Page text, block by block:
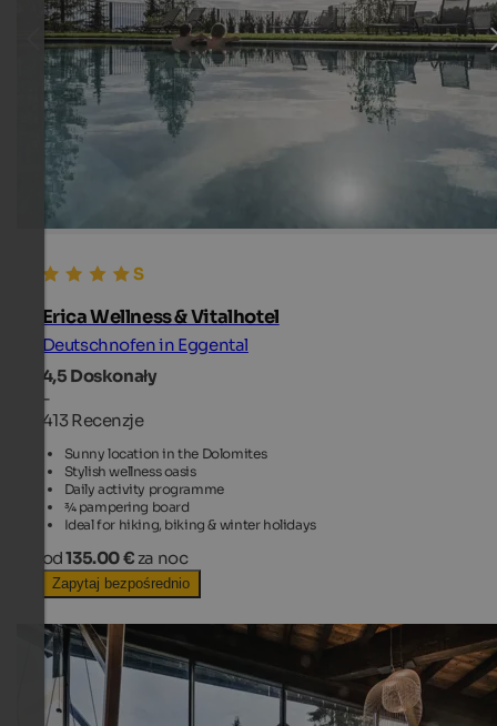
Erica Wellness & Vitalhotel
Deutschnofen in Eggental
4,5 Doskonały
-
413 Recenzje
Sunny location in the Dolomites
Stylish wellness oasis
Daily activity programme
¾ pampering board
Ideal for hiking, biking & winter holidays
od135.00 € za noc
Zapytaj bezpośrednio